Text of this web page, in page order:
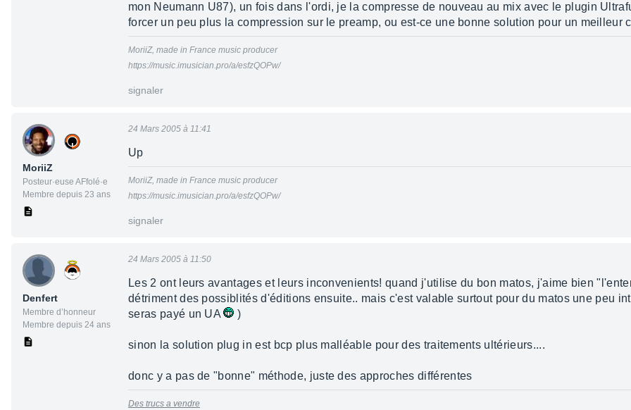
mon Neumann U87), un fois dans l'ordi, je la compresse de nouveau au mix avec le plugin
forcer un peu plus la compression sur le preamp, ou est-ce une bonne solution pour un meilleur
MoriiZ, made in France music producer
https://music.imusician.pro/a/esfzQOPw/
signaler
MoriiZ
Posteur·euse AFfolé·e
Membre depuis 23 ans
24 Mars 2005 à 11:41
Up
MoriiZ, made in France music producer
https://music.imusician.pro/a/esfzQOPw/
signaler
Denfert
Membre d’honneur
Membre depuis 24 ans
24 Mars 2005 à 11:50
Les 2 ont leurs avantages et leurs inconvenients! quand j'utilise du bon matos, j'aime bien
détriment des possiblités d'éditions ensuite.. mais c'est valable surtout pour du matos une peu
seras payé un UA
)
sinon la solution plug in est bcp plus malléable pour des traitements ultérieurs....
donc y a pas de "bonne" méthode, juste des approches différentes
Des trucs a vendre